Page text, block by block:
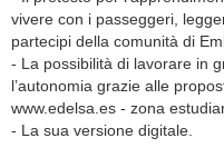
vivere con i passeggeri,
partecipi della comunità di
- La possibilità di lavorare in
l’autonomia grazie alle
www.edelsa.es - zona
- La sua versione digitale.